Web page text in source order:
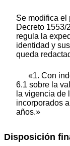
Se modifica el
Decreto 1553/
regula la
identidad y
queda
«1. Con
6.1 sobre la
la vigencia de
incorporados
años.»
Disposición